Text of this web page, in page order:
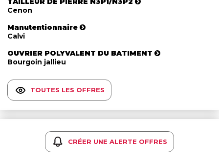
Cenon
Manutentionnaire
Calvi
OUVRIER POLYVALENT DU BATIMENT
Bourgoin jallieu
TOUTES LES OFFRES
CRÉER UNE ALERTE OFFRES